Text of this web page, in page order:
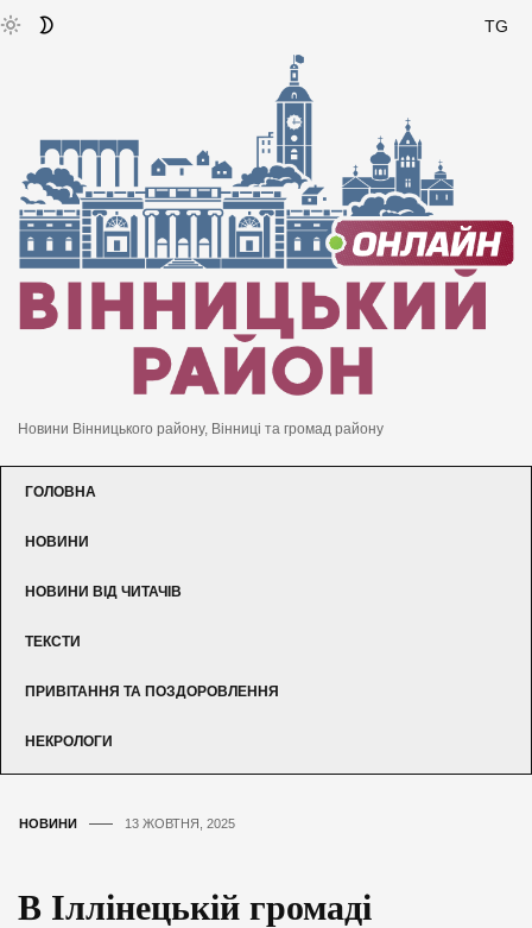
TG
Новини Вінницького району, Вінниці та громад району
ГОЛОВНА
НОВИНИ
НОВИНИ ВІД ЧИТАЧІВ
ТЕКСТИ
ПРИВІТАННЯ ТА ПОЗДОРОВЛЕННЯ
НЕКРОЛОГИ
НОВИНИ 13 ЖОВТНЯ, 2025
В Іллінецькій громаді